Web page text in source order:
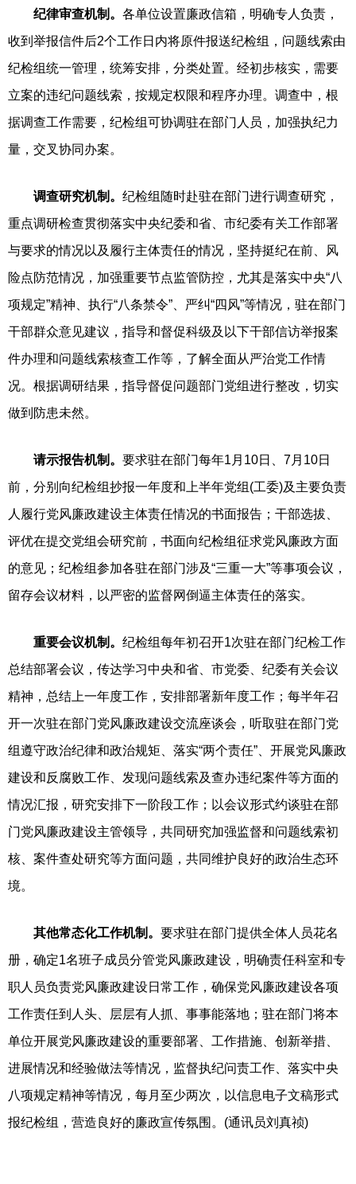
纪律审查机制。 各单位设置廉政信箱，明确专人负责，
收到举报信件后2个工作日内将原件报送纪检组，问题线索由
纪检组统一管理，统筹安排，分类处置。经初步核实，需要
立案的违纪问题线索，按规定权限和程序办理。调查中，根
据调查工作需要，纪检组可协调驻在部门人员，加强执纪力
量，交叉协同办案。
调查研究机制。 纪检组随时赴驻在部门进行调查研究，
重点调研检查贯彻落实中央纪委和省、市纪委有关工作部署
与要求的情况以及履行主体责任的情况，坚持挺纪在前、风
险点防范情况，加强重要节点监管防控，尤其是落实中央“八
项规定”精神、执行“八条禁令”、严纠“四风”等情况，驻在部门
干部群众意见建议，指导和督促科级及以下干部信访举报案
件办理和问题线索核查工作等，了解全面从严治党工作情
况。根据调研结果，指导督促问题部门党组进行整改，切实
做到防患未然。
请示报告机制。 要求驻在部门每年1月10日、7月10日
前，分别向纪检组抄报一年度和上半年党组(工委)及主要负责
人履行党风廉政建设主体责任情况的书面报告；干部选拔、
评优在提交党组会研究前，书面向纪检组征求党风廉政方面
的意见；纪检组参加各驻在部门涉及“三重一大”等事项会议，
留存会议材料，以严密的监督网倒逼主体责任的落实。
重要会议机制。 纪检组每年初召开1次驻在部门纪检工作
总结部署会议，传达学习中央和省、市党委、纪委有关会议
精神，总结上一年度工作，安排部署新年度工作；每半年召
开一次驻在部门党风廉政建设交流座谈会，听取驻在部门党
组遵守政治纪律和政治规矩、落实“两个责任”、开展党风廉政
建设和反腐败工作、发现问题线索及查办违纪案件等方面的
情况汇报，研究安排下一阶段工作；以会议形式约谈驻在部
门党风廉政建设主管领导，共同研究加强监督和问题线索初
核、案件查处研究等方面问题，共同维护良好的政治生态环
境。
其他常态化工作机制。 要求驻在部门提供全体人员花名
册，确定1名班子成员分管党风廉政建设，明确责任科室和专
职人员负责党风廉政建设日常工作，确保党风廉政建设各项
工作责任到人头、层层有人抓、事事能落地；驻在部门将本
单位开展党风廉政建设的重要部署、工作措施、创新举措、
进展情况和经验做法等情况，监督执纪问责工作、落实中央
八项规定精神等情况，每月至少两次，以信息电子文稿形式
报纪检组，营造良好的廉政宣传氛围。(通讯员刘真祯)